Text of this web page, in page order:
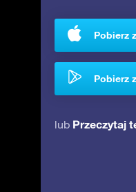
Pobierz
Pobierz
lub Przeczytaj